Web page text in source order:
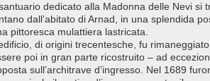
dedicato alla Madonna delle Nevi si
dall’abitato di Arnad, in una splendida
pittoresca mulattiera lastricata.
di origini trecentesche, fu
poi in gran parte ricostruito – ad
sull’architrave d’ingresso. Nel 1689